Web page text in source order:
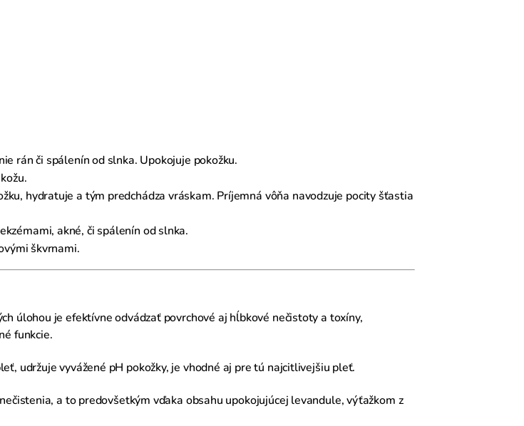
rán či spálenín od slnka. Upokojuje pokožku.
hydratuje a tým predchádza vráskam. Príjemná vôňa navodzuje pocity šťastia
akné, či spálenín od slnka.
škvrnami.
úlohou je efektívne odvádzať povrchové aj hĺbkové nečistoty a toxíny,
funkcie.
udržuje vyvážené pH pokožky, je vhodné aj pre tú najcitlivejšiu pleť.
a to predovšetkým vďaka obsahu upokojujúcej levandule, výťažkom z